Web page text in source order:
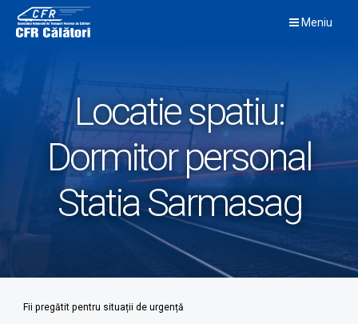
content
Meniu
Locatie spatiu:
Dormitor personal
Statia Sarmasag
Fii pregătit pentru situații de urgență